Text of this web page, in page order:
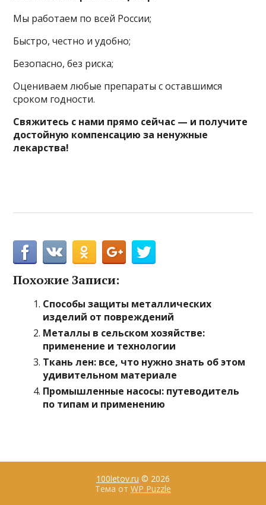
Мы работаем по всей России;
Быстро, честно и удобно;
Безопасно, без риска;
Оцениваем любые препараты с оставшимся
сроком годности.
Свяжитесь с нами прямо сейчас — и получите
достойную компенсацию за ненужные
лекарства!
Похожие Записи:
Способы защиты металлических
изделий от повреждений
Металлы в сельском хозяйстве:
применение и технологии
Ткань лен: все, что нужно знать об этом
удивительном материале
Промышленные насосы: путеводитель
по типам и применению
100letov.ru © 2026
Тема от WP Puzzle